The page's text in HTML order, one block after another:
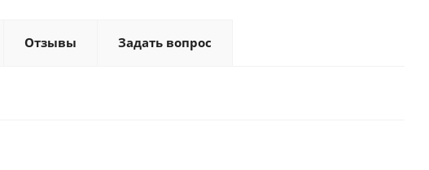
Отзывы Задать вопрос